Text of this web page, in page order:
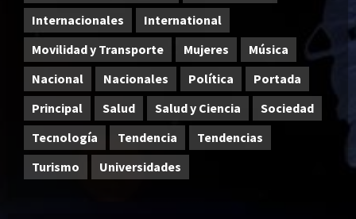
Internacionales
International
Movilidad y Transporte
Mujeres
Música
Nacional
Nacionales Política
Portada
Principal
Salud Salud y Ciencia
Sociedad
Tecnología
Tendencia
Tendencias
Turismo
Universidades